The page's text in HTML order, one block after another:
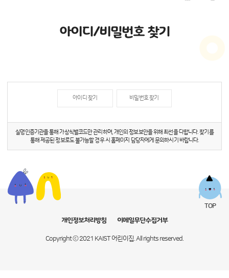
아이디/비밀번호 찾기
아이디 찾기 비밀번호 찾기
실명인증기관을 통해 가상식별코드만 관리하며, 개인의 정보보안을 위해 최선을 다합니다.찾기를
통해 제공된 정보로도 불가능할 경우 시 홈페이지 담당자에게 문의하시기 바랍니다.
개인정보처리방침 이메일무단수집거부
Copyright ⓒ 2021 KAIST 어린이집. All rights reserved.
TOP